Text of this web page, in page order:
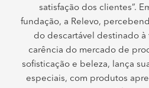
satisfação dos clientes”.
fundação, a Relevo,
do descartável destinado à
carência do mercado de
sofisticação e beleza, lança
especiais, com produtos